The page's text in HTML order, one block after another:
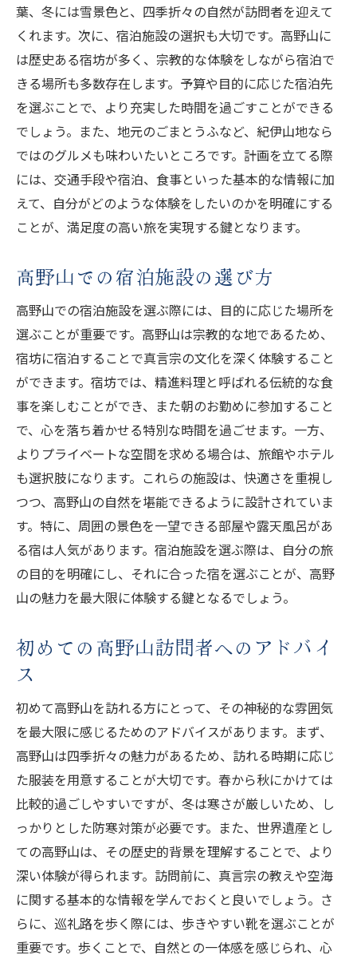
宗教と自然が心に与える影響
瞑想する際の基本的な心構え
初心者でも楽しめる瞑想プログラム
高野山の歴史を学ぶ世界遺産としての意義を探
る旅
高野山の創設とその歴史的背景
世界遺産として保護される理由
高野山の重要な建造物とその歴史
高野山の修行文化とその役割
訪れる際に知っておくべき歴史的エピソー
ド
自然の力を感じる高野山の景観がもたらす心の
安らぎ
自然の中で過ごすことの健康効果
高野山の自然景観とその癒し効果
自然との共生を実感できる場所
心の安らぎを得るための散策コース
高野山の動植物とその生態系
訪問者が体験する自然の力とその魅力
高野山の訪問がもたらす宗教的内省とその深遠
な体験
宗教的内省のためのおすすめ場所
宗教体験を深めるためのガイド
宗教的体験が心に与える影響
内省を深めるためのワークショップ紹介
紀伊山地の旅を締めくくる高野山で得る特別な
思い出
高野山での特別な瞬間を記録する方法
訪問者の声とその思い出
高野山訪問の後に感じる心の変化
思い出に残るイベントとアクティビティ
訪問後に試したい自宅での瞑想法
高野山訪問を通じて得た人生の教訓
葉、冬には雪景色と、四季折々の自然が訪問者を迎えて
くれます。次に、宿泊施設の選択も大切です。高野山に
は歴史ある宿坊が多く、宗教的な体験をしながら宿泊で
きる場所も多数存在します。予算や目的に応じた宿泊先
を選ぶことで、より充実した時間を過ごすことができる
でしょう。また、地元のごまとうふなど、紀伊山地なら
ではのグルメも味わいたいところです。計画を立てる際
には、交通手段や宿泊、食事といった基本的な情報に加
えて、自分がどのような体験をしたいのかを明確にする
ことが、満足度の高い旅を実現する鍵となります。
高野山での宿泊施設の選び方
高野山での宿泊施設を選ぶ際には、目的に応じた場所を
選ぶことが重要です。高野山は宗教的な地であるため、
宿坊に宿泊することで真言宗の文化を深く体験すること
ができます。宿坊では、精進料理と呼ばれる伝統的な食
事を楽しむことができ、また朝のお勤めに参加すること
で、心を落ち着かせる特別な時間を過ごせます。一方、
よりプライベートな空間を求める場合は、旅館やホテル
も選択肢になります。これらの施設は、快適さを重視し
つつ、高野山の自然を堪能できるように設計されていま
す。特に、周囲の景色を一望できる部屋や露天風呂があ
る宿は人気があります。宿泊施設を選ぶ際は、自分の旅
の目的を明確にし、それに合った宿を選ぶことが、高野
山の魅力を最大限に体験する鍵となるでしょう。
初めての高野山訪問者へのアドバイ
ス
初めて高野山を訪れる方にとって、その神秘的な雰囲気
を最大限に感じるためのアドバイスがあります。まず、
高野山は四季折々の魅力があるため、訪れる時期に応じ
た服装を用意することが大切です。春から秋にかけては
比較的過ごしやすいですが、冬は寒さが厳しいため、し
っかりとした防寒対策が必要です。また、世界遺産とし
ての高野山は、その歴史的背景を理解することで、より
深い体験が得られます。訪問前に、真言宗の教えや空海
に関する基本的な情報を学んでおくと良いでしょう。さ
らに、巡礼路を歩く際には、歩きやすい靴を選ぶことが
重要です。歩くことで、自然との一体感を感じられ、心